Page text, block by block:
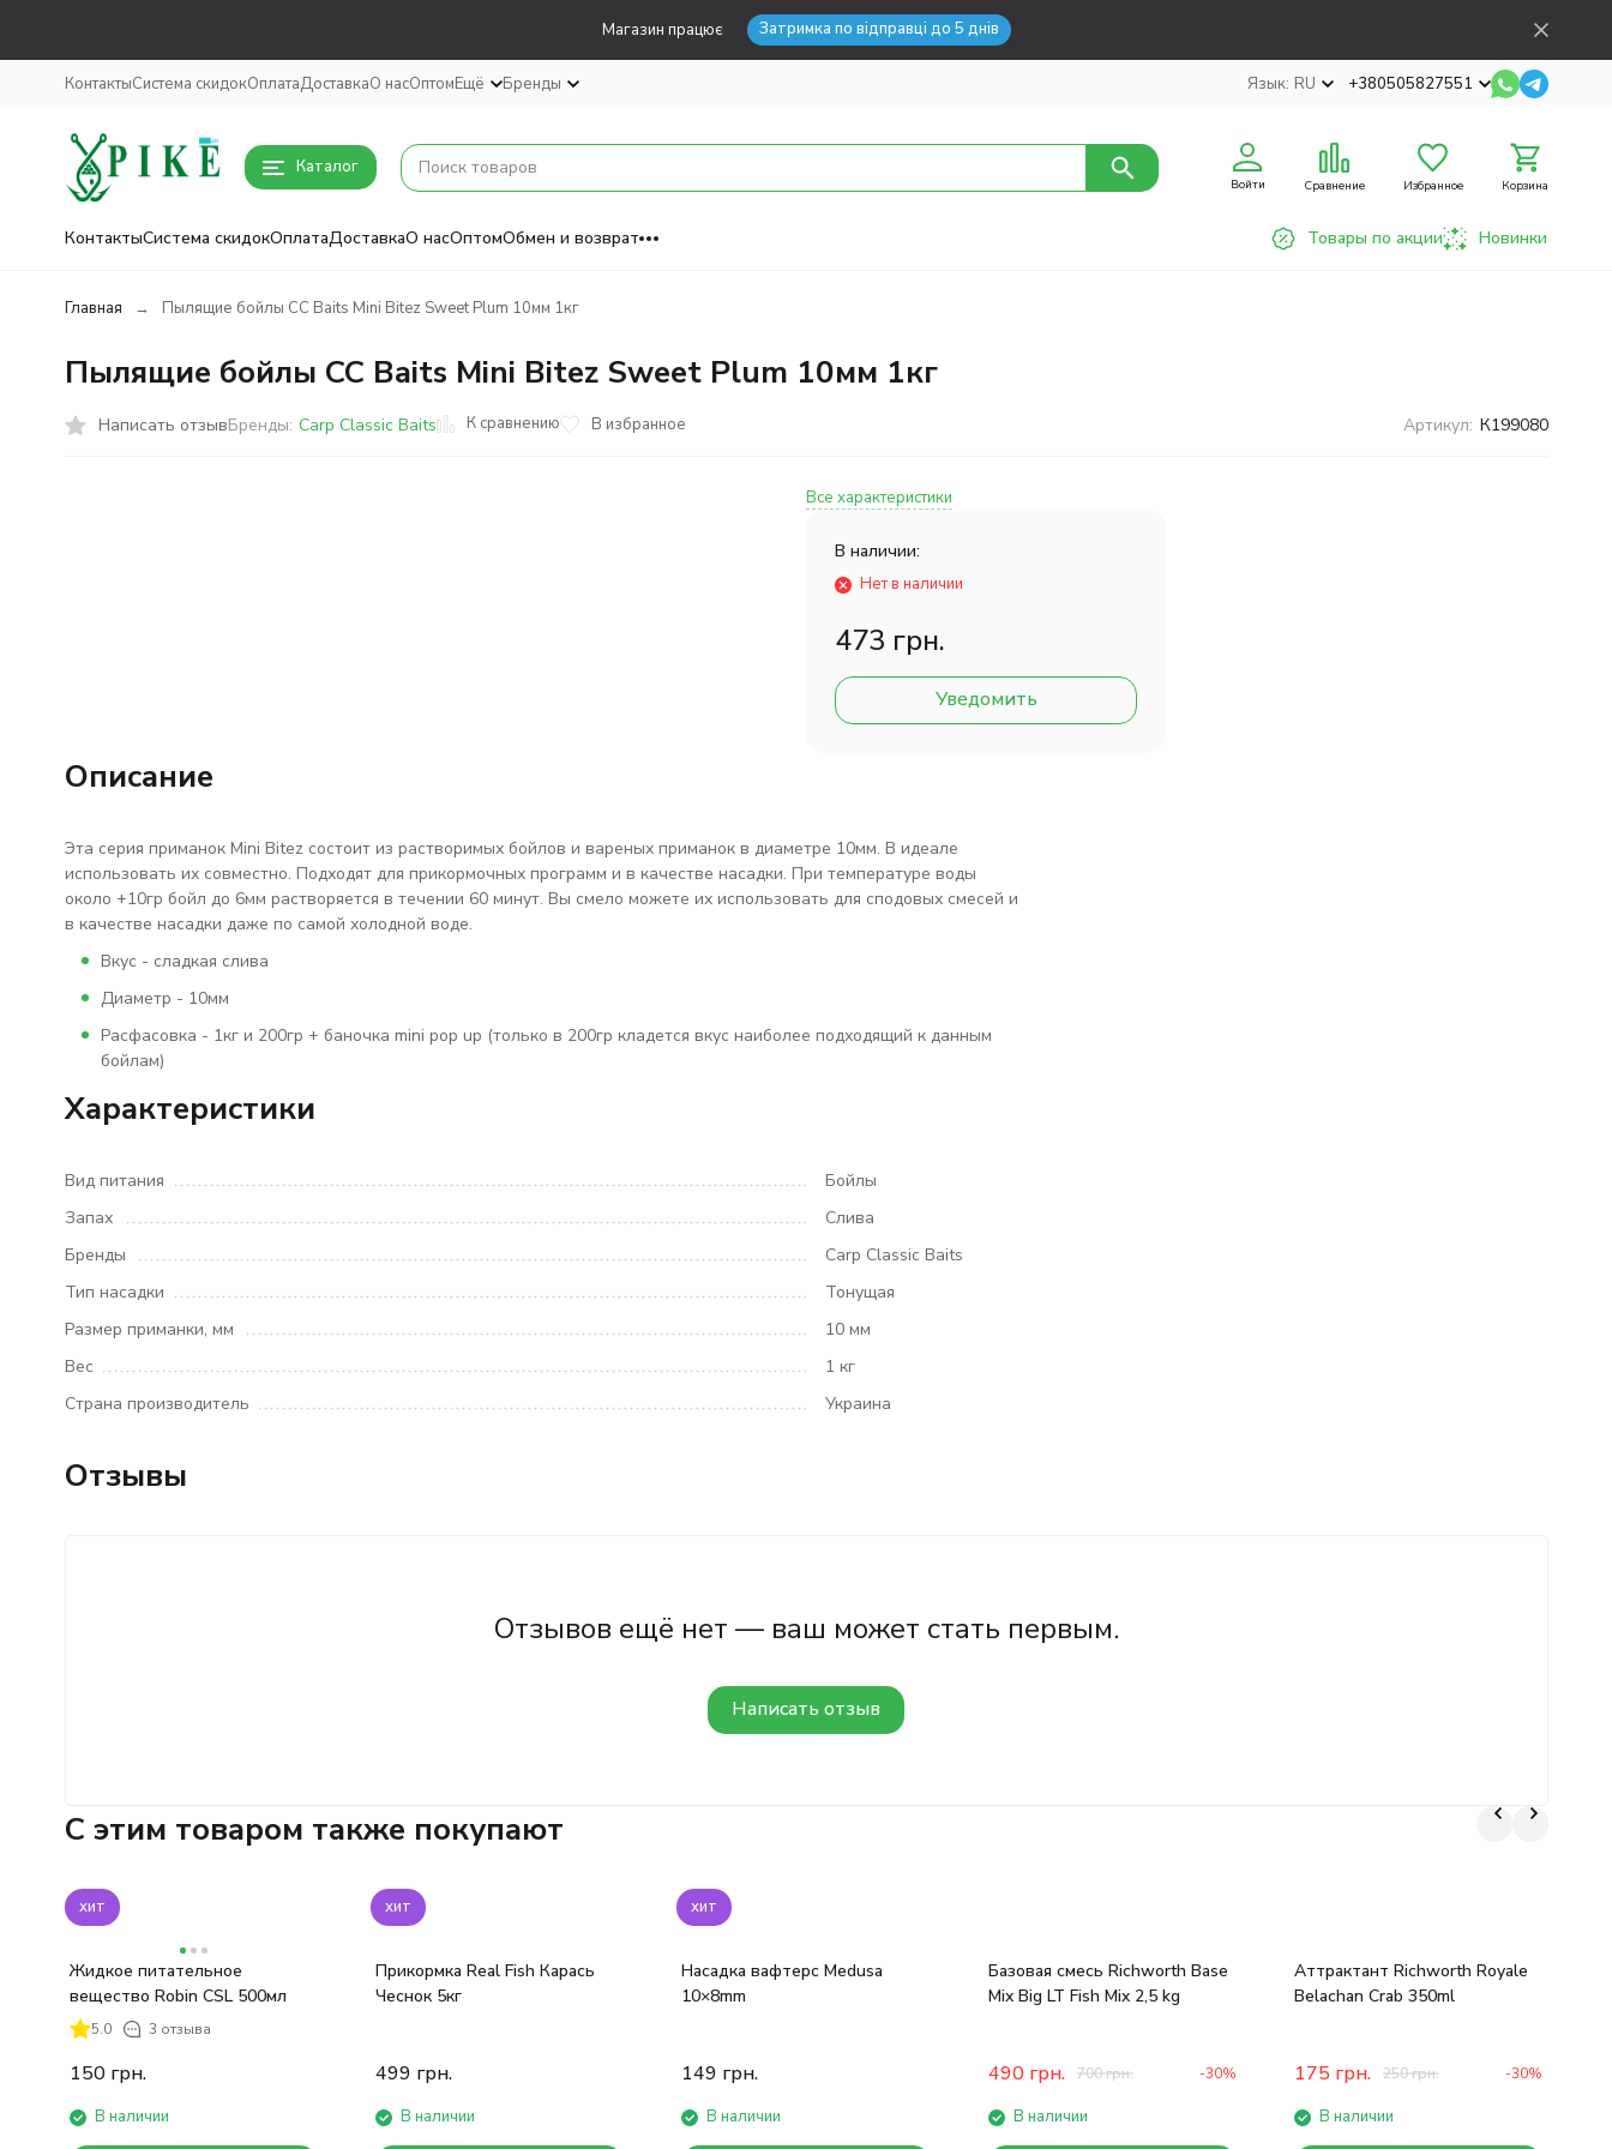
Магазин працює Затримка по відправці до 5 днів
КонтактыСистема скидокОплатаДоставкаО насОптомЕщё Бренды Язык: RU +380505827551
Каталог
Войти Сравнение Избранное Корзина
КонтактыСистема скидокОплатаДоставкаО насОптомОбмен и возврат Товары по акции Новинки
Главная Пылящие бойлы CC Baits Mini Bitez Sweet Plum 10мм 1кг
Пылящие бойлы CC Baits Mini Bitez Sweet Plum 10мм 1кг
Написать отзывБренды: Carp Classic Baits К сравнению В избранное Артикул: К199080
Все характеристики
В наличии:
Нет в наличии
473 грн.
Уведомить
Описание
Эта серия приманок Mini Bitez состоит из растворимых бойлов и вареных приманок в диаметре 10мм. В идеале
использовать их совместно. Подходят для прикормочных программ и в качестве насадки. При температуре воды
около +10гр бойл до 6мм растворяется в течении 60 минут. Вы смело можете их использовать для cподовых смесей и
в качестве насадки даже по самой холодной воде.
Вкус - сладкая слива
Диаметр - 10мм
Расфасовка - 1кг и 200гр + баночка mini pop up (только в 200гр кладется вкус наиболее подходящий к данным
бойлам)
Характеристики
Вид питания
Бойлы
Запах
Слива
Бренды
Carp Classic Baits
Тип насадки
Тонущая
Размер приманки, мм
10 мм
Вес
1 кг
Страна производитель
Украина
Отзывы
Отзывов ещё нет — ваш может стать первым.
Написать отзыв
C этим товаром также покупают
хит
Жидкое питательное
вещество Robin CSL 500мл
5.0 3 отзыва
150 грн.
В наличии
хит
Прикормка Real Fish Карась
Чеснок 5кг
499 грн.
В наличии
хит
Насадка вафтерс Medusa
10×8mm
149 грн.
В наличии
Базовая смесь Richworth Base
Mix Big LT Fish Mix 2,5 kg
490 грн. 700грн. -30%
В наличии
Аттрактант Richworth Royale
Belachan Crab 350ml
175 грн. 250грн. -30%
В наличии